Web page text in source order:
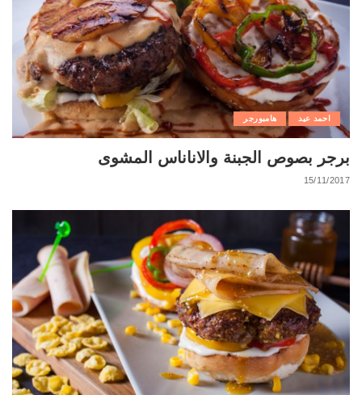
احمد عيد هامبورجر
برجر بصوص الجبنة والاناناس المشوى
15/11/2017